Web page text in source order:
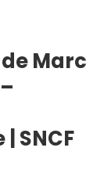
Marc
SNCF